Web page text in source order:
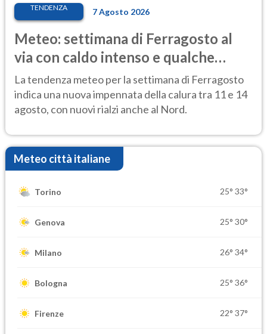
TENDENZA 7 Agosto 2026
Meteo: settimana di Ferragosto al
via con caldo intenso e qualche
temporale
La tendenza meteo per la settimana di Ferragosto
indica una nuova impennata della calura tra 11 e 14
agosto, con nuovi rialzi anche al Nord.
Meteo città italiane
Torino 25° 33°
Genova 25° 30°
Milano 26° 34°
Bologna 25° 36°
Firenze 22° 37°